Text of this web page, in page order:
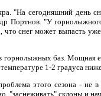
сегодняшний день
Портнов. "У
снег может выпасть уже
горнолыжных баз. Мощная
1-2 градуса
этого сезона - не
"заснеживать" склоны и